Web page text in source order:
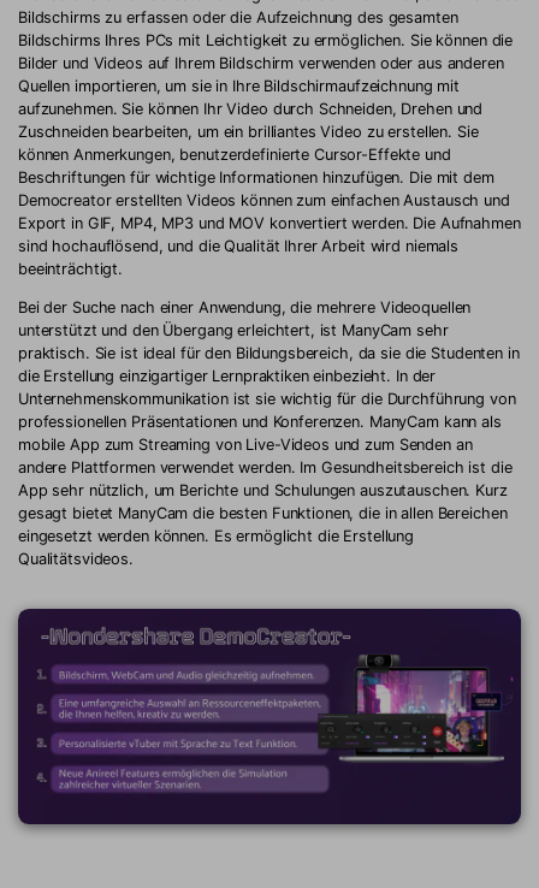
Bildschirms zu erfassen oder die Aufzeichnung des gesamten
Bildschirms Ihres PCs mit Leichtigkeit zu ermöglichen. Sie können die
Bilder und Videos auf Ihrem Bildschirm verwenden oder aus anderen
Quellen importieren, um sie in Ihre Bildschirmaufzeichnung mit
aufzunehmen. Sie können Ihr Video durch Schneiden, Drehen und
Zuschneiden bearbeiten, um ein brilliantes Video zu erstellen. Sie
können Anmerkungen, benutzerdefinierte Cursor-Effekte und
Beschriftungen für wichtige Informationen hinzufügen. Die mit dem
Democreator erstellten Videos können zum einfachen Austausch und
Export in GIF, MP4, MP3 und MOV konvertiert werden. Die Aufnahmen
sind hochauflösend, und die Qualität Ihrer Arbeit wird niemals
beeinträchtigt.
Bei der Suche nach einer Anwendung, die mehrere Videoquellen
unterstützt und den Übergang erleichtert, ist ManyCam sehr
praktisch. Sie ist ideal für den Bildungsbereich, da sie die Studenten in
die Erstellung einzigartiger Lernpraktiken einbezieht. In der
Unternehmenskommunikation ist sie wichtig für die Durchführung von
professionellen Präsentationen und Konferenzen. ManyCam kann als
mobile App zum Streaming von Live-Videos und zum Senden an
andere Plattformen verwendet werden. Im Gesundheitsbereich ist die
App sehr nützlich, um Berichte und Schulungen auszutauschen. Kurz
gesagt bietet ManyCam die besten Funktionen, die in allen Bereichen
eingesetzt werden können. Es ermöglicht die Erstellung
Qualitätsvideos.